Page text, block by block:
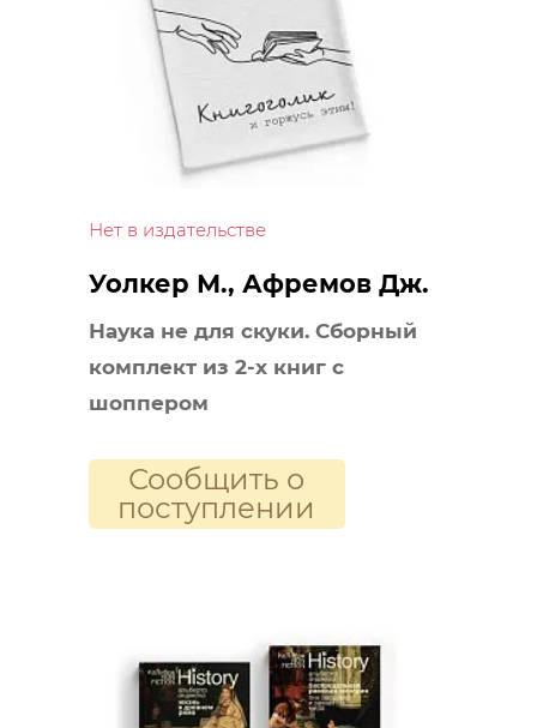
Нет в издательстве
Уолкер М., Афремов Дж.
Наука не для скуки. Сборный
комплект из 2-х книг с
шоппером
Сообщить о
поступлении